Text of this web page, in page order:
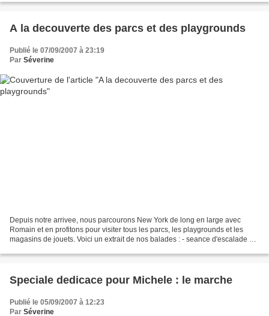
A la decouverte des parcs et des playgrounds
Publié le 07/09/2007 à 23:19
Par Séverine
Depuis notre arrivee, nous parcourons New York de long en large avec
Romain et en profitons pour visiter tous les parcs, les playgrounds et les
magasins de jouets. Voici un extrait de nos balades : - seance d'escalade a
Speciale dedicace pour Michele : le marche
Publié le 05/09/2007 à 12:23
Par Séverine